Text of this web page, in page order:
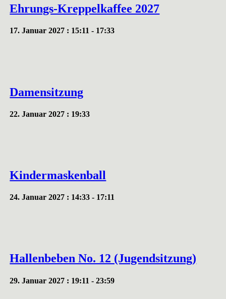
Ehrungs-Kreppelkaffee 2027
17. Januar 2027 : 15:11 - 17:33
Damensitzung
22. Januar 2027 : 19:33
Kindermaskenball
24. Januar 2027 : 14:33 - 17:11
Hallenbeben No. 12 (Jugendsitzung)
29. Januar 2027 : 19:11 -23:59